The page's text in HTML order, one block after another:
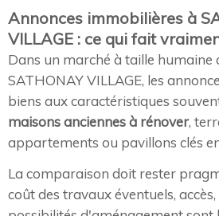
Annonces immobilières à
VILLAGE : ce qui fait
Dans un marché à taille humaine
SATHONAY VILLAGE, les
biens aux caractéristiques
maisons anciennes à rénover,
appartements ou pavillons clés
La comparaison doit rester
coût des travaux éventuels,